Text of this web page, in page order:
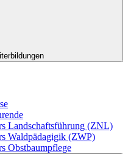
Landschaftsführung (ZNL)
Waldpädagigik (ZWP)
Obstbaumpflege